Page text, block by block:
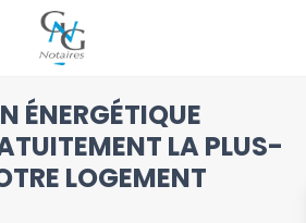
ÉNERGÉTIQUE
LA PLUS-
LOGEMENT